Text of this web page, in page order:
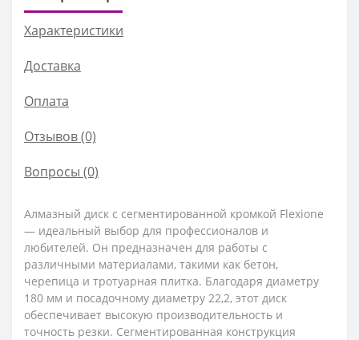
Характеристики
Доставка
Оплата
Отзывов (0)
Вопросы (0)
Алмазный диск с сегментированной кромкой Flexione
— идеальный выбор для профессионалов и
любителей. Он предназначен для работы с
различными материалами, такими как бетон,
черепица и тротуарная плитка. Благодаря диаметру
180 мм и посадочному диаметру 22,2, этот диск
обеспечивает высокую производительность и
точность резки. Сегментированная конструкция